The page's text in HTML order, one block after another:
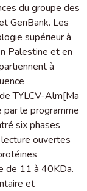
du groupe des
GenBank. Les
supérieur à
Palestine et en
à
TYLCV-Alm[Ma
par le programme
six phases
ouvertes
de 11 à 40KDa.
et